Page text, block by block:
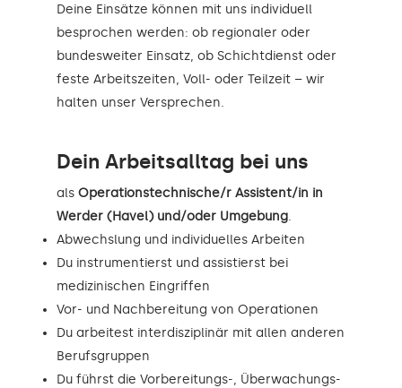
Deine Einsätze können mit uns individuell
besprochen werden: ob regionaler oder
bundesweiter Einsatz, ob Schichtdienst oder
feste Arbeitszeiten, Voll- oder Teilzeit – wir
halten unser Versprechen.
Dein Arbeitsalltag bei uns
als Operationstechnische/r Assistent/in in
Werder (Havel) und/oder Umgebung.
Abwechslung und individuelles Arbeiten
Du instrumentierst und assistierst bei
medizinischen Eingriffen
Vor- und Nachbereitung von Operationen
Du arbeitest interdisziplinär mit allen anderen
Berufsgruppen
Du führst die Vorbereitungs-, Überwachungs-